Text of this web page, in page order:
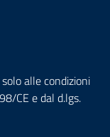
alle condizioni
CE e dal d.lgs.